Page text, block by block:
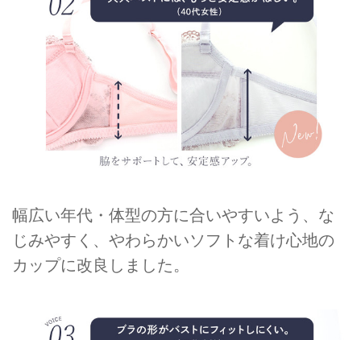
幅広い年代・体型の方に合いやすいよう、な
じみやすく、やわらかいソフトな着け心地の
カップに改良しました。